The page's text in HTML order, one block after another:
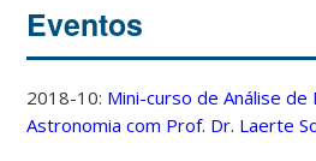
Eventos
2018-10: Mini-curso de Análise de
Astronomia com Prof. Dr. Laerte
4:00
5:00